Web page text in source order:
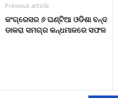
Previous article
କଂଗ୍ରେସର ୬ ଘଣ୍ଟିଆ ଓଡିଶା ବନ୍ଦ
ଡାକରା ସମଗ୍ର କନ୍ଧମାଳରେ ସଫଳ